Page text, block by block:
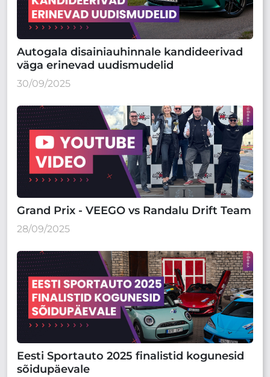
Autogala disainiauhinnale kandideerivad
väga erinevad uudismudelid
30/09/2025
Grand Prix - VEEGO vs Randalu Drift Team
28/09/2025
Eesti Sportauto 2025 finalistid kogunesid
sõidupäevale